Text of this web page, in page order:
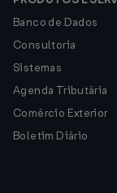
Banco de Dados
Consultoria
Sistemas
Agenda Tributária
Comércio Exterior
Boletim Diário